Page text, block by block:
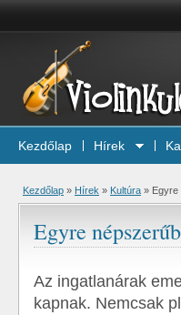
Kezdőlap Hírek
Kezdőlap » Hírek » Kultúra » Egyre
Egyre
Az ingatlanárak
kapnak. Nemcsak